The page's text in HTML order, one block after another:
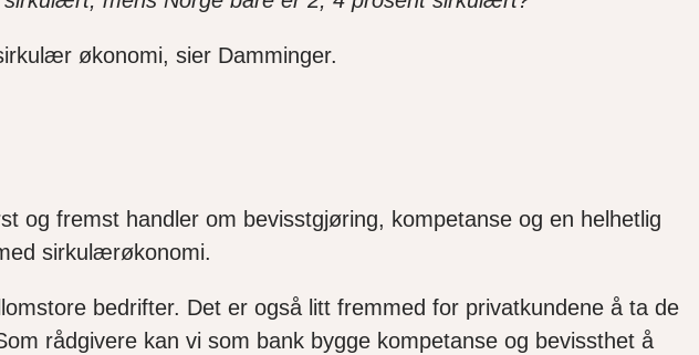
økonomi, sier Damminger.
fremst handler om bevisstgjøring, kompetanse og en helhetlig
sirkulærøkonomi.
bedrifter. Det er også litt fremmed for privatkundene å ta de
rådgivere kan vi som bank bygge kompetanse og bevissthet å